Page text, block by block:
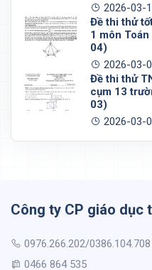
2026-03-
Đề thi thử
1 môn
04)
2026-03-
Đề thi thử
cụm 13
03)
2026-03-
Công ty CP giáo dục
0976.266.202/0386.104.708
0466 864 535